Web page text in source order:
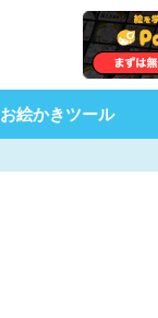
お絵かきツール